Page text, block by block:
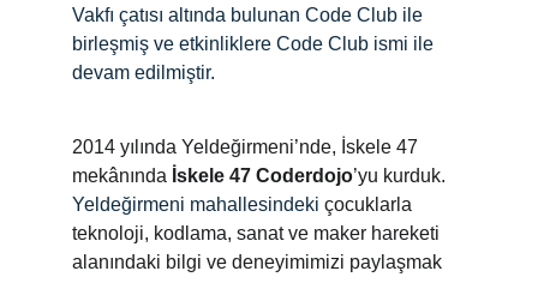
Vakfı çatısı altında bulunan Code Club ile
birleşmiş ve etkinliklere Code Club ismi ile
devam edilmiştir.
2014 yılında Yeldeğirmeni’nde, İskele 47
mekânında İskele 47 Coderdojo’yu kurduk.
Yeldeğirmeni mahallesindeki çocuklarla
teknoloji, kodlama, sanat ve maker hareketi
alanındaki bilgi ve deneyimimizi paylaşmak